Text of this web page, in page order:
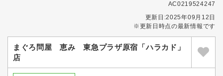
AC0219524247
更新日:2025年09月12日
※更新日時点の最新情報です
まぐろ問屋 恵み 東急プラザ原宿「ハラカド」
店